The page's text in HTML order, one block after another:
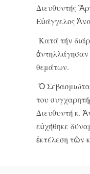
Διευθυντής
Εὐάγγελος
Κατά τήν
ἀντηλλάγησαν
θεμάτων.
Ὁ
του
Διευθυντή κ.
εὐχήθηκε
ἐκτέλεση τῶν